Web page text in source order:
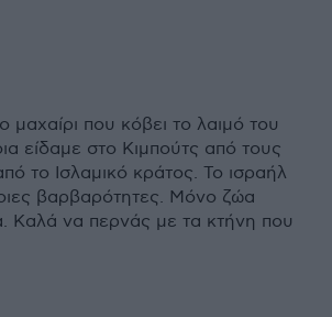
μαχαίρι που κόβει το λαιμό του
είδαμε στο Κιμπούτς από τους
το Ισλαμικό κράτος. Το ισραήλ
βαρβαρότητες. Μόνο ζώα
Καλά να περνάς με τα κτήνη που